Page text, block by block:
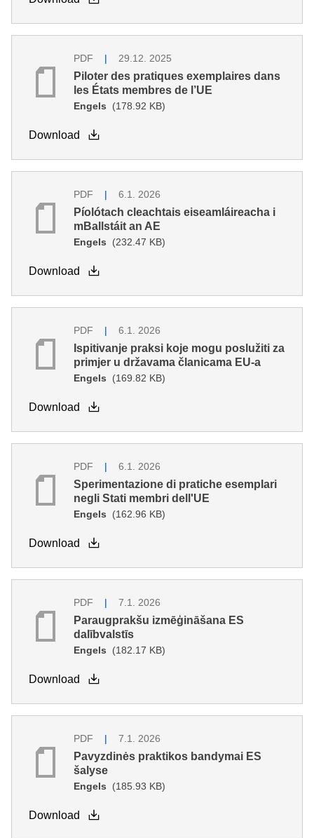
PDF 29.12. 2025
Piloter des pratiques exemplaires dans
les États membres de l’UE
Engels (178.92 KB)
Download
PDF 6.1. 2026
Píolótach cleachtais eiseamláireacha i
mBallstáit an AE
Engels (232.47 KB)
Download
PDF 6.1. 2026
Ispitivanje praksi koje mogu poslužiti za
primjer u državama članicama EU-a
Engels (169.82 KB)
Download
PDF 6.1. 2026
Sperimentazione di pratiche esemplari
negli Stati membri dell'UE
Engels (162.96 KB)
Download
PDF 7.1. 2026
Paraugprakšu izmēģināšana ES
dalībvalstīs
Engels (182.17 KB)
Download
PDF 7.1. 2026
Pavyzdinės praktikos bandymai ES
šalyse
Engels (185.93 KB)
Download